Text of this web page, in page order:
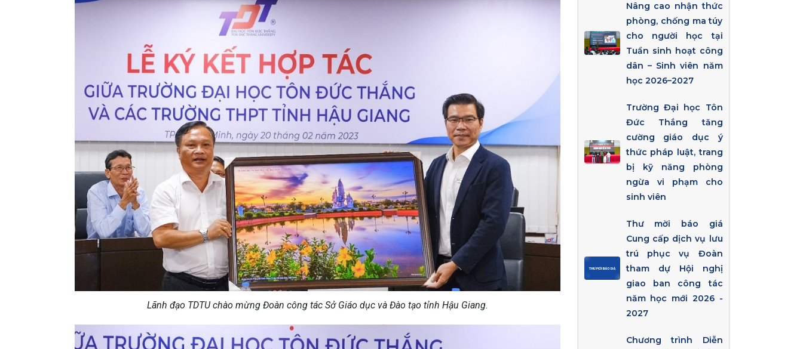
Lãnh đạo TDTU chào mừng Đoàn công tác Sở Giáo dục và Đào tạo tỉnh Hậu Giang.
Nâng cao nhận thức
phòng, chống ma túy
cho người học tại
Tuần sinh hoạt công
dân – Sinh viên năm
học 2026–2027
Trường Đại học Tôn
Đức Thắng tăng
cường giáo dục ý
thức pháp luật, trang
bị kỹ năng phòng
ngừa vi phạm cho
sinh viên
Thư mời báo giá
Cung cấp dịch vụ lưu
trú phục vụ Đoàn
tham dự Hội nghị
giao ban công tác
năm học mới 2026 -
2027
Chương trình Diễn